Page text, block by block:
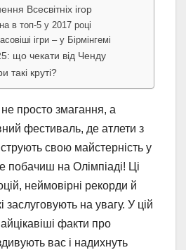
Всесвітніх ігор
в топ-5 у 2017 році
ігри – у Бірмінгемі
що чекати від Ченду
такі круті?
не просто змагання, а
фестиваль, де атлети з
свою майстерність у
побачиш на Олімпіаді! Ці
неймовірні рекорди й
заслуговують на увагу. У цій
факти про
вас і надихнуть